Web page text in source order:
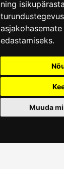
ning
edastamiseks.
Muuda